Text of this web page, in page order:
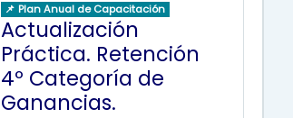
📌 Plan Anual de Capacitación
Actualización
Práctica. Retención
4º Categoría de
Ganancias.